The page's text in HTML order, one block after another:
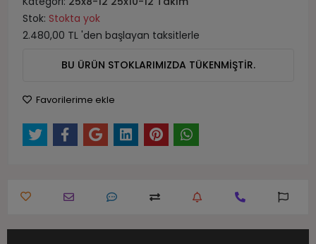
Stok: Stokta yok
2.480,00 TL 'den başlayan taksitlerle
BU ÜRÜN STOKLARIMIZDA TÜKENMİŞTİR.
Favorilerime ekle